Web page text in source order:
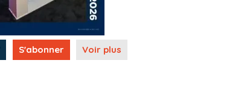
S'abonner Voir plus